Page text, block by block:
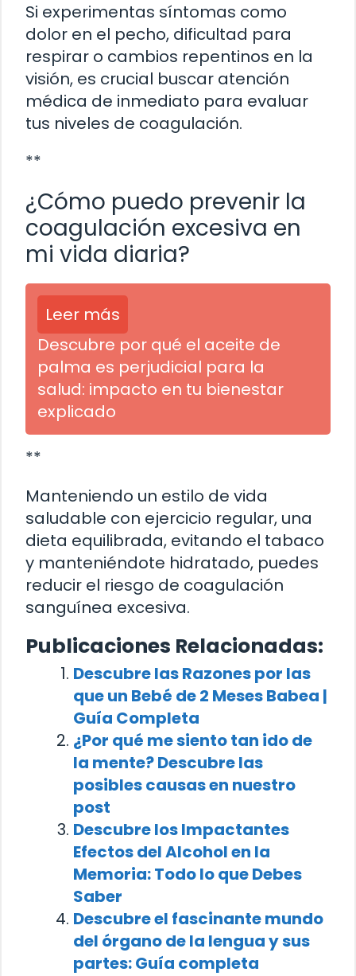
Si experimentas síntomas como
dolor en el pecho, dificultad para
respirar o cambios repentinos en la
visión, es crucial buscar atención
médica de inmediato para evaluar
tus niveles de coagulación.
**
¿Cómo puedo prevenir la
coagulación excesiva en
mi vida diaria?
Leer más
Descubre por qué el aceite de
palma es perjudicial para la
salud: impacto en tu bienestar
explicado
**
Manteniendo un estilo de vida
saludable con ejercicio regular, una
dieta equilibrada, evitando el tabaco
y manteniéndote hidratado, puedes
reducir el riesgo de coagulación
sanguínea excesiva.
Publicaciones Relacionadas:
Descubre las Razones por las
que un Bebé de 2 Meses Babea |
Guía Completa
¿Por qué me siento tan ido de
la mente? Descubre las
posibles causas en nuestro
post
Descubre los Impactantes
Efectos del Alcohol en la
Memoria: Todo lo que Debes
Saber
Descubre el fascinante mundo
del órgano de la lengua y sus
partes: Guía completa